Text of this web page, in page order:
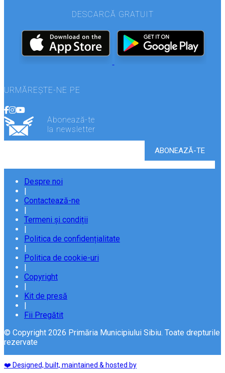
DESCARCĂ GRATUIT
URMĂREȘTE-NE PE
Abonează-te
la newsletter
Despre noi
|
Contactează-ne
|
Termeni și condiții
|
Politica de confidențialitate
|
Politica de cookie-uri
|
Copyright
|
Kit de presă
|
Fii Pregătit
© Copyright 2026 Primăria Municipiului Sibiu. Toate drepturile
rezervate
❤️ Designed, built, maintained & hosted by